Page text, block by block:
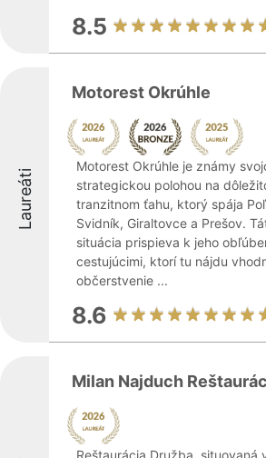
8.5
Laureáti
Motorest Okrúhle
Motorest Okrúhle je známy
strategickou polohou na
tranzitnom ťahu, ktorý spája
Svidník, Giraltovce a Prešov.
situácia prispieva k jeho
cestujúcimi, ktorí tu nájdu
občerstvenie ...
8.6
Milan Najduch
Reštaurácia Družba, situovaná